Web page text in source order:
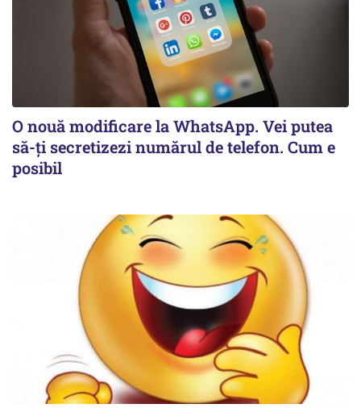
O nouă modificare la WhatsApp. Vei putea
să-ți secretizezi numărul de telefon. Cum e
posibil